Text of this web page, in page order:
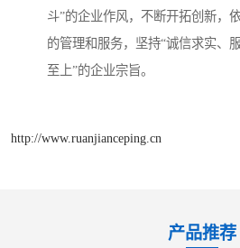
斗”的企业作风，不断开拓创新，
的管理和服务，坚持“诚信求实、
至上”的企业宗旨。
http://www.ruanjianceping.cn
产品推荐